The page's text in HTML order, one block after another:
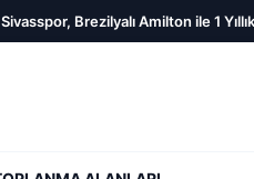
Brezilyalı Amilton ile 1 Yıllık